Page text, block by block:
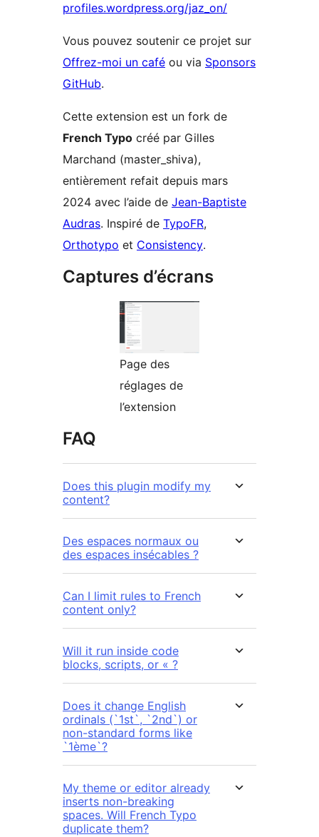
profiles.wordpress.org/jaz_on/
Vous pouvez soutenir ce projet sur
Offrez-moi un café ou via Sponsors
GitHub.
Cette extension est un fork de
French Typo créé par Gilles
Marchand (master_shiva),
entièrement refait depuis mars
2024 avec l’aide de Jean-Baptiste
Audras. Inspiré de TypoFR,
Orthotypo et Consistency.
Captures d’écrans
Page des
réglages de
l’extension
FAQ
Does this plugin modify my
content?
Des espaces normaux ou
des espaces insécables ?
Can I limit rules to French
content only?
Will it run inside code
blocks, scripts, or « ?
Does it change English
ordinals (`1st`, `2nd`) or
non-standard forms like
`1ème`?
My theme or editor already
inserts non-breaking
spaces. Will French Typo
duplicate them?